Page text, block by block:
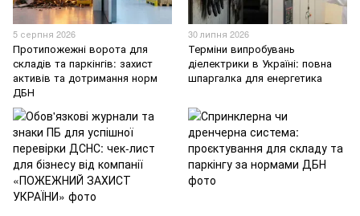
5 серпня 2026
Протипожежні ворота для
складів та паркінгів: захист
активів та дотримання норм
ДБН
30 липня 2026
Терміни випробувань
діелектрики в Україні: повна
шпаргалка для енергетика